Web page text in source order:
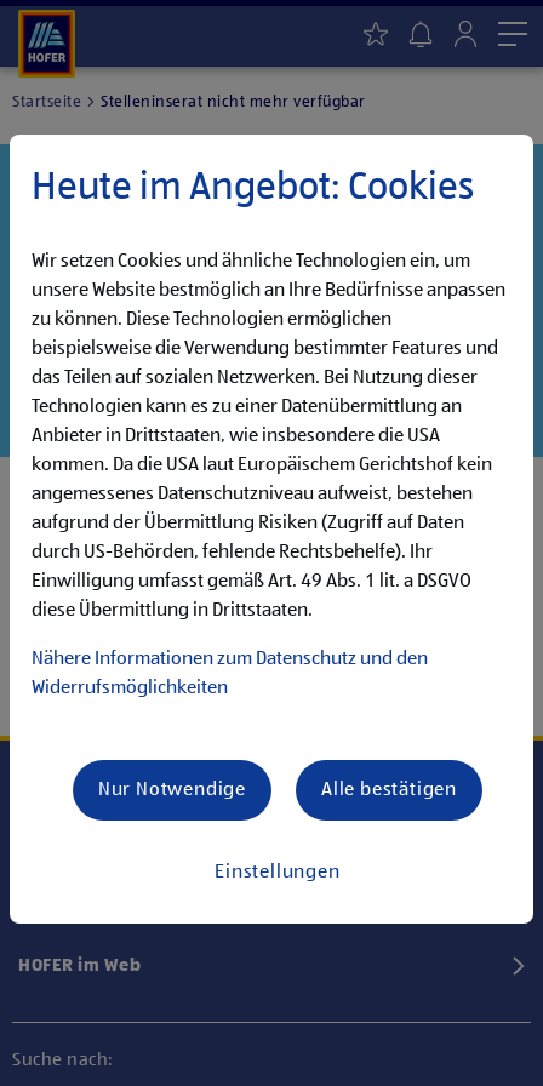
Startseite Stelleninserat nicht mehr verfügbar
haben noch weitere Jobs, die auf dich warten!
Danke für dein Interesse!
Entdecke unsere offenen Jobs oder abonniere deinen
persönlichen Jobalarm:
Jobsuche Jobalarm
HOFER im Web
Suche nach:
Heute im Angebot: Cookies
Wir setzen Cookies und ähnliche Technologien ein, um
unsere Website bestmöglich an Ihre Bedürfnisse anpassen
zu können. Diese Technologien ermöglichen
beispielsweise die Verwendung bestimmter Features und
das Teilen auf sozialen Netzwerken. Bei Nutzung dieser
Technologien kann es zu einer Datenübermittlung an
Anbieter in Drittstaaten, wie insbesondere die USA
kommen. Da die USA laut Europäischem Gerichtshof kein
angemessenes Datenschutzniveau aufweist, bestehen
aufgrund der Übermittlung Risiken (Zugriff auf Daten
durch US-Behörden, fehlende Rechtsbehelfe). Ihr
Einwilligung umfasst gemäß Art. 49 Abs. 1 lit. a DSGVO
diese Übermittlung in Drittstaaten.
Nähere Informationen zum Datenschutz und den
Widerrufsmöglichkeiten
Einstellungen
Nur Notwendige Alle bestätigen